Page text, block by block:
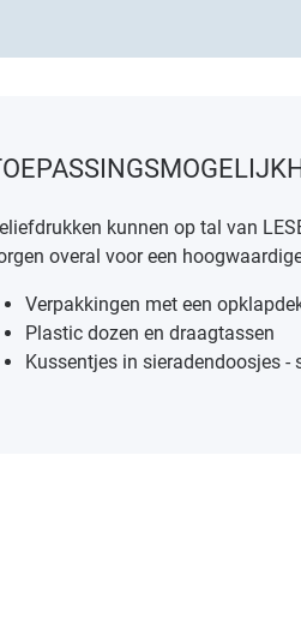
kunnen op tal van
overal voor een
Verpakkingen met een
Plastic dozen en draagtassen
Kussentjes in sieradendoosjes